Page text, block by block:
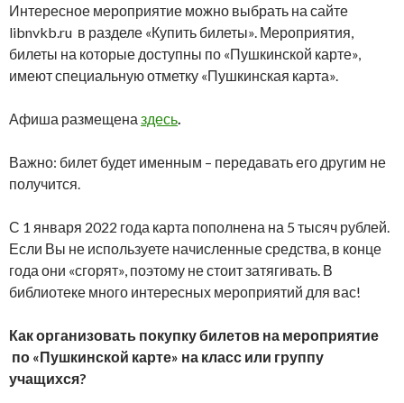
Интересное мероприятие можно выбрать на сайте
libnvkb.ru в разделе «Купить билеты». Мероприятия,
билеты на которые доступны по «Пушкинской карте»,
имеют специальную отметку «Пушкинская карта».
Афиша размещена здесь.
Важно: билет будет именным – передавать его другим не
получится.
С 1 января 2022 года карта пополнена на 5 тысяч рублей.
Если Вы не используете начисленные средства, в конце
года они «сгорят», поэтому не стоит затягивать. В
библиотеке много интересных мероприятий для вас!
Как организовать покупку билетов на мероприятие
по «Пушкинской карте» на класс или группу
учащихся?